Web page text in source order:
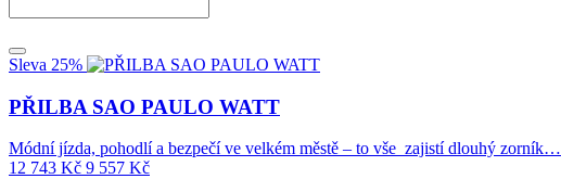
Sleva 25%
PŘILBA SAO PAULO WATT
Módní jízda, pohodlí a bezpečí ve velkém městě – to vše zajistí dlouhý zorník…
12 743 Kč 9 557 Kč